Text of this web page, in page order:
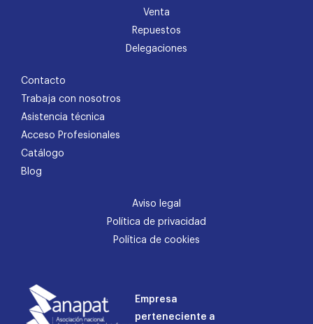
Venta
Repuestos
Delegaciones
Contacto
Trabaja con nosotros
Asistencia técnica
Acceso Profesionales
Catálogo
Blog
Aviso legal
Política de privacidad
Política de cookies
Empresa
perteneciente a